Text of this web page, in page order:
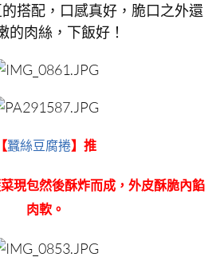
搭配，口感真好，脆口之外還
的肉絲，下飯好！
【蠶絲豆腐捲】推
現包然後酥炸而成，外皮酥脆內餡
肉軟。